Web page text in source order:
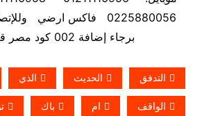
0225880056 فاكس ارضي
برجاء إضافة 002 كود مصر قبل الرقم
التدفق الحديث الذي
الواقف ام باك